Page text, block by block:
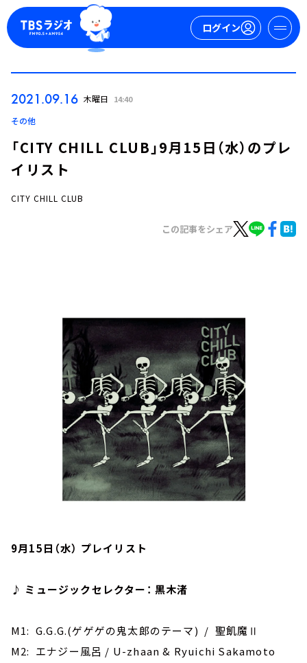
ログイン
お知らせ
イベント・グッズ
YouTube
会社情報
2021.09.16 木曜日 14:40
その他
「CITY CHILL CLUB」9月15日（水）のプレ
イリスト
CITY CHILL CLUB
この記事をシェア
9月15日（水） プレイリスト
♪ ミュージックセレクター： 黒木渚
M1: G.G.G.(ゲゲゲの鬼太郎のテーマ) / 聖飢魔Ⅱ
M2: エナジー風呂 / U-zhaan & Ryuichi Sakamoto